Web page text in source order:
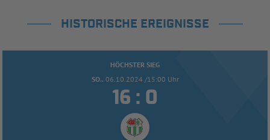
HISTORISCHE EREIGNISSE
HÖCHSTER SIEG
SO.. 06.10.2024 /15:00 Uhr
 : 